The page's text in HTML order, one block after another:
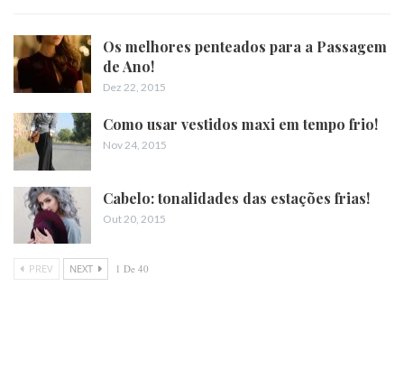
Os melhores penteados para a Passagem
de Ano!
Dez 22, 2015
Como usar vestidos maxi em tempo frio!
Nov 24, 2015
Cabelo: tonalidades das estações frias!
Out 20, 2015
PREV NEXT 1 De 40